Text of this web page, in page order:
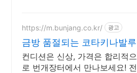
https://m.bunjang.co.kr/ 광고
금방 품절되는 코타키나발루
컨디션은 신상, 가격은 합리적으
로 번개장터에서 만나보세요! 전